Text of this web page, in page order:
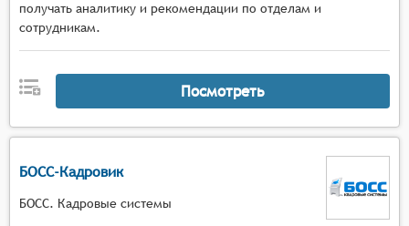
получать аналитику и рекомендации по отделам и
сотрудникам.
Посмотреть
БОСС-Кадровик
БОСС. Кадровые системы